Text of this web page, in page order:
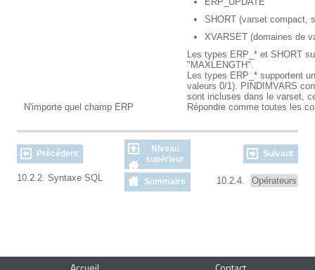
SHORT (varset compact,
XVARSET (domaines de
Les types ERP_* et SHORT
"MAXLENGTH".
Les types ERP_* supportent
valeurs 0/1). PINDIMVARS
sont incluses dans le varset,
N'importe quel champ ERP
Répondre comme toutes les
Précédent
Niveau
supérieur
Suivant
10.2.2. Syntaxe SQL Sommaire 10.2.4. Opérateurs